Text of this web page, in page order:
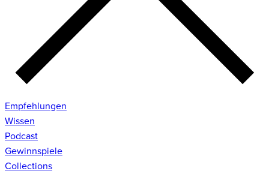
Empfehlungen
Wissen
Podcast
Gewinnspiele
Collections